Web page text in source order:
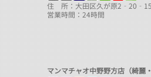
住 所：大田区久が原2‐20‐15
営業時間：24時間
マンマチャオ中野野方店（綺麗